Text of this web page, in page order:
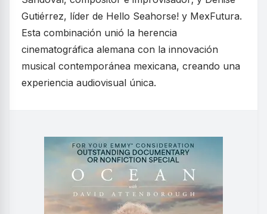
Gutiérrez, líder de Hello Seahorse! y MexFutura.
Esta combinación unió la herencia
cinematográfica alemana con la innovación
musical contemporánea mexicana, creando una
experiencia audiovisual única.